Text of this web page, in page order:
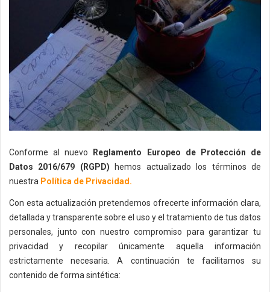
Conforme al nuevo
Reglamento Europeo de Protección de
Datos 2016/679 (RGPD)
hemos actualizado los términos de
nuestra Política de Privacidad.
Con esta actualización pretendemos ofrecerte información clara,
detallada y transparente sobre el uso y el tratamiento de tus datos
personales, junto con nuestro compromiso para garantizar tu
privacidad y recopilar únicamente aquella información
estrictamente necesaria. A continuación te facilitamos su
contenido de forma sintética: